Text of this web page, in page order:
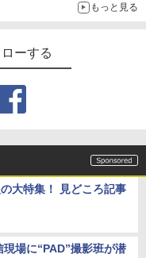
もっと見る
ーする
大特集！ 見どころ記事
現場に“PAD”撮影班が潜